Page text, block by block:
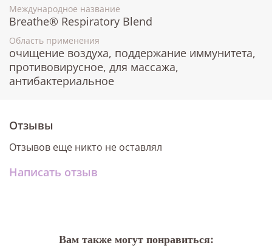
Международное название
Breathe® Respiratory Blend
Область применения
очищение воздуха, поддержание иммунитета,
противовирусное, для массажа,
антибактериальное
Отзывы
Отзывов еще никто не оставлял
Написать отзыв
Вам также могут понравиться: